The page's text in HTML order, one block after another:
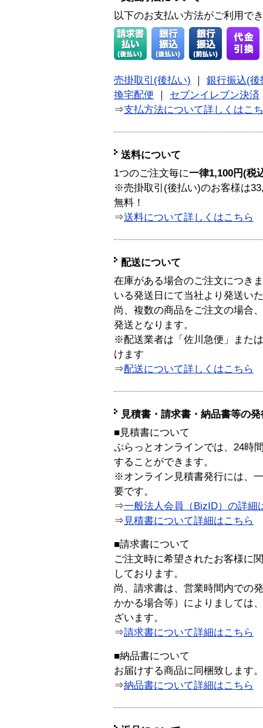
以下のお支払い方法がご利用で
売掛取引(後払い)
銀行振込(後
換宅配便
セブンイレブン決済
⇒支払方法について詳しくはこ
送料について
1つのご注文毎に一律1,100円(税
※売掛取引(後払い)のお客様は
無料！
⇒送料について詳しくはこちら
配送について
在庫がある場合のご注文につき
いる発送日にて当社より発送い
尚、複数の商品をご注文の場合
発送となります。
※配送業者は「佐川急便」また
けます
⇒配送について詳しくはこちら
見積書・請求書・納品書等の
■見積書について
ぷらっとオンラインでは、24時
することができます。
※オンライン見積書発行には、
要です。
⇒一般法人会員（BizID）の詳細
⇒ 見積書について詳細はこちら
■請求書について
ご注文時に希望されたお客様に
しております。
尚、請求書は、営業時間内での
かかる場合等）によりましては
ざいます。
⇒請求書について詳細はこちら
■納品書について
お届けする商品に同梱致します。
⇒納品書について詳細はこちら